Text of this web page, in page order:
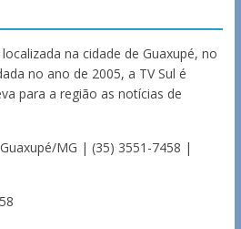
na cidade de Guaxupé, no
no ano de 2005, a TV Sul é
para a região as notícias de
MG | (35) 3551-7458 |